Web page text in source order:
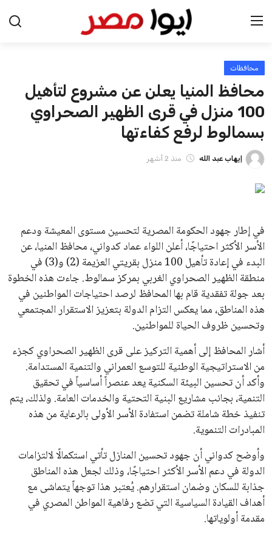
الرئيسية
اخبار مصر
عرب وعالم
اقتصاد
اخبار الرياضة
منوعات
فن وثقافة
علوم وتكنولوجيا
المرأة والجمال
حوادث
محافظات
محافظات
محافظ المنيا يعلن عن مشروع لتأهيل
100 منزل في قرى الظهير الصحراوي
بسمالوط لرفع كفاءتها
إيهاب عبد الله منذ 2 أشهر
في إطار جهود الحكومة المصرية لتحسين مستوى المعيشة ودعم
الأسر الأكثر احتياجًا، أعلن اللواء عماد كدواني، محافظ المنيا، عن
البدء في إعادة تأهيل 100 منزل بقريتي العزيمة (2) و(3) في
منطقة الظهير الصحراوي الغربي بمركز سمالوط. جاءت هذه الخطوة
بعد جولة تفقدية قام بها المحافظ لرصد احتياجات المواطنين في
هذه المناطق، مما يعكس التزام الدولة بتعزيز الاستقرار المجتمعي
وتحسين ظروف الحياة للمواطنين.
أشار المحافظ إلى أهمية التركيز على قرى الظهير الصحراوي كجزء
من الاستراتيجية الوطنية للتوسع العمراني والتنمية المستدامة.
وأكد أن تحسين البيئة السكنية يعد عنصراً أساسياً في تحقيق
التنمية، بجانب مشاريع البنية التحتية والخدمات العامة. ولذلك، يتم
تنفيذ خطة شاملة تضمن استفادة الأسر الأولى بالرعاية من هذه
المبادرات التنموية.
وأوضح كدواني أن جهود تحسين المنازل تأتي استكمالًا لالتزامات
الدولة في دعم الأسر الأكثر احتياجًا، وذلك لجعل هذه المناطق
جذابة للسكان وضمان استقرارهم. يُعتبر هذا توجهاً يتماشى مع
أهداف القيادة السياسية التي تضع رفاهية المواطن المصري في
مقدمة أولوياتها.